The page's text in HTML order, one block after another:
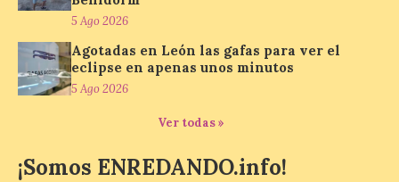
agosto en la Plaza Mayor.
6 Ago 2026
Se celebrará el próximo
partir de las 23:00 horas,
del Ayuntamiento de La Bañeza ha
5 Ago 2026
Agotadas en León las gafas para ver el
eclipse en apenas unos minutos
5 Ago 2026
Ver todas »
¡Somos ENREDANDO.info!